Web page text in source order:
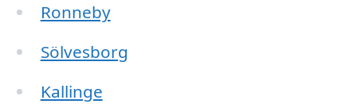
Ronneby
Sölvesborg
Kallinge